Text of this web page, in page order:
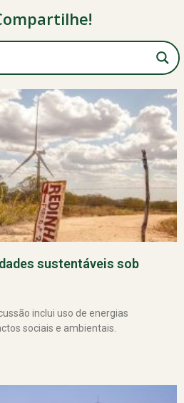
sustentáveis sob
inclui uso de energias
sociais e ambientais.